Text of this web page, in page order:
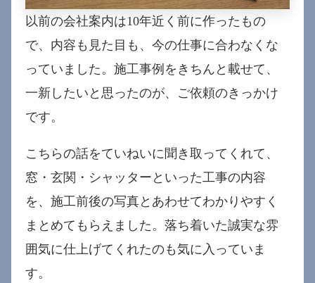
以前の会社案内は10年近く前に作ったもの
で、内容も見た目も、今の仕事に合わなくな
っていました。施工事例をきちんと載せて、
一新したいと思ったのが、ご依頼のきっかけ
です。
こちらの話をていねいに聞き取ってくれて、
窓・玄関・シャッターといった工事の内容
を、施工前後の写真とあわせてわかりやすく
まとめてもらえました。落ち着いた誠実な雰
囲気に仕上げてくれたのも気に入っていま
す。